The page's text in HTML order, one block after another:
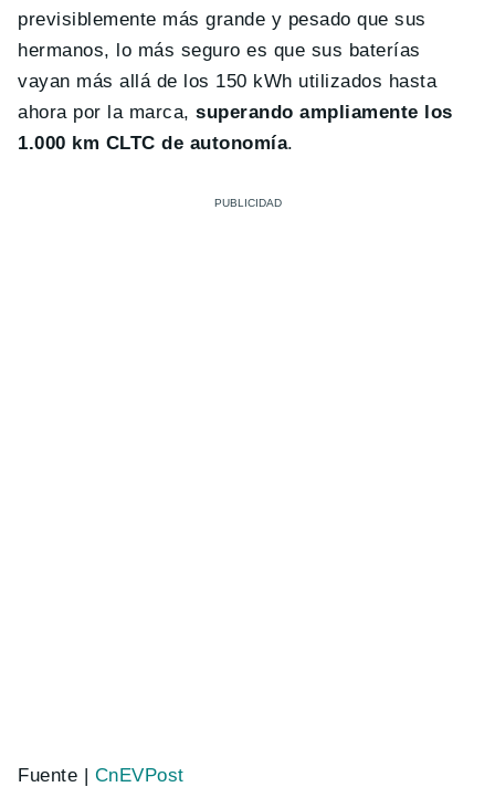
previsiblemente más grande y pesado que sus
hermanos, lo más seguro es que sus baterías
vayan más allá de los 150 kWh utilizados hasta
ahora por la marca,superando ampliamente los
1.000 km CLTC de autonomía.
Fuente | CnEVPost